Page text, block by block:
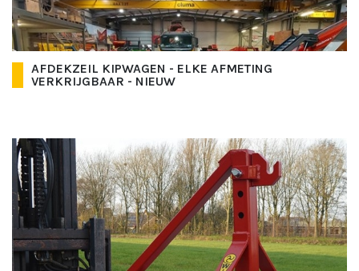
AFDEKZEIL KIPWAGEN - ELKE AFMETING
VERKRIJGBAAR - NIEUW